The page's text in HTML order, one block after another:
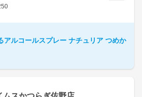
アルコールスプレー ナチュリア つめか